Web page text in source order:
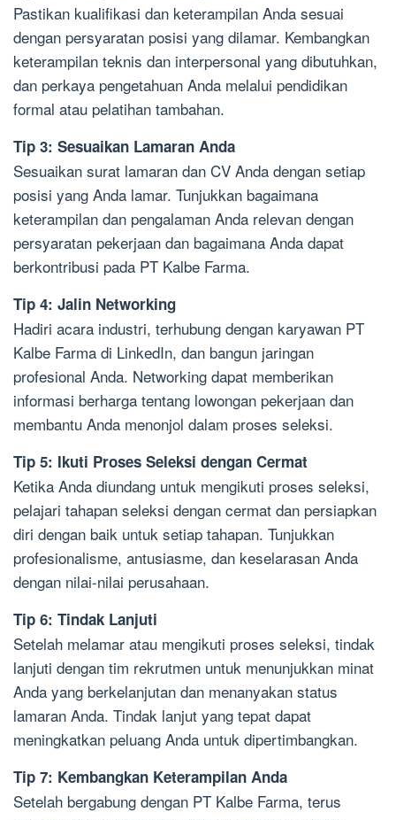
Pastikan kualifikasi dan keterampilan Anda sesuai
dengan persyaratan posisi yang dilamar. Kembangkan
keterampilan teknis dan interpersonal yang dibutuhkan,
dan perkaya pengetahuan Anda melalui pendidikan
formal atau pelatihan tambahan.
Tip 3: Sesuaikan Lamaran Anda
Sesuaikan surat lamaran dan CV Anda dengan setiap
posisi yang Anda lamar. Tunjukkan bagaimana
keterampilan dan pengalaman Anda relevan dengan
persyaratan pekerjaan dan bagaimana Anda dapat
berkontribusi pada PT Kalbe Farma.
Tip 4: Jalin Networking
Hadiri acara industri, terhubung dengan karyawan PT
Kalbe Farma di LinkedIn, dan bangun jaringan
profesional Anda. Networking dapat memberikan
informasi berharga tentang lowongan pekerjaan dan
membantu Anda menonjol dalam proses seleksi.
Tip 5: Ikuti Proses Seleksi dengan Cermat
Ketika Anda diundang untuk mengikuti proses seleksi,
pelajari tahapan seleksi dengan cermat dan persiapkan
diri dengan baik untuk setiap tahapan. Tunjukkan
profesionalisme, antusiasme, dan keselarasan Anda
dengan nilai-nilai perusahaan.
Tip 6: Tindak Lanjuti
Setelah melamar atau mengikuti proses seleksi, tindak
lanjuti dengan tim rekrutmen untuk menunjukkan minat
Anda yang berkelanjutan dan menanyakan status
lamaran Anda. Tindak lanjut yang tepat dapat
meningkatkan peluang Anda untuk dipertimbangkan.
Tip 7: Kembangkan Keterampilan Anda
Setelah bergabung dengan PT Kalbe Farma, terus